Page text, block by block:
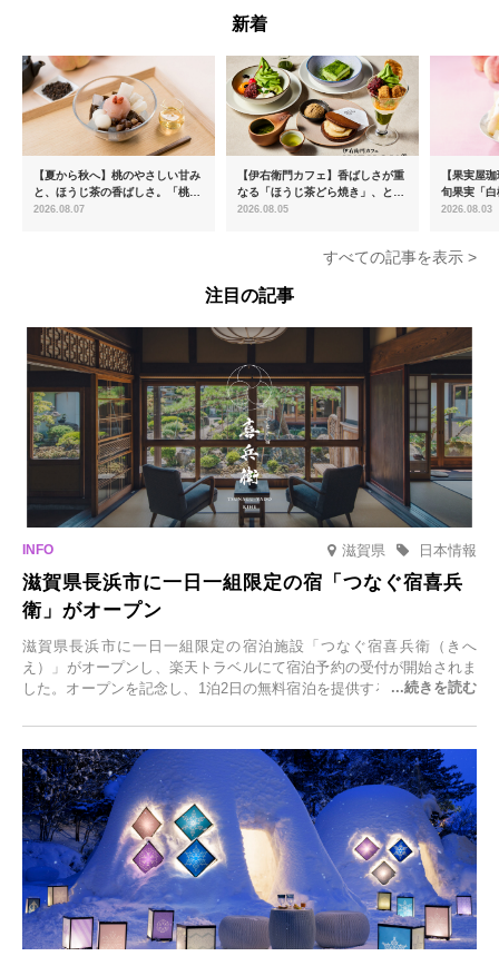
新着
【夏から秋へ】桃のやさしい甘み
と、ほうじ茶の香ばしさ。「桃と
ほうじ茶のあんみつ」を8月中旬
2026.08.07
【伊右衛門カフェ】香ばしさが重
なる「ほうじ茶どら焼き」、とろ
ける「宇治抹茶ティラミス」が新
2026.08.05
【果実屋
旬果実「
限定販売
2026.08.03
すべての記事を表示 >
注目の記事
滋賀県 日本情報
滋賀県長浜市に一日一組限定の宿「つなぐ宿喜兵
衛」がオープン
滋賀県長浜市に一日一組限定の宿泊施設「つなぐ宿喜兵衛（きへ
え）」がオープンし、楽天トラベルにて宿泊予約の受付が開始されま
した。オープンを記念し、1泊2日の無料宿泊を提供するキャンペーン
一組限定の宿だからこそ叶う、大切な人との特別な時間を体験いただ
けます。